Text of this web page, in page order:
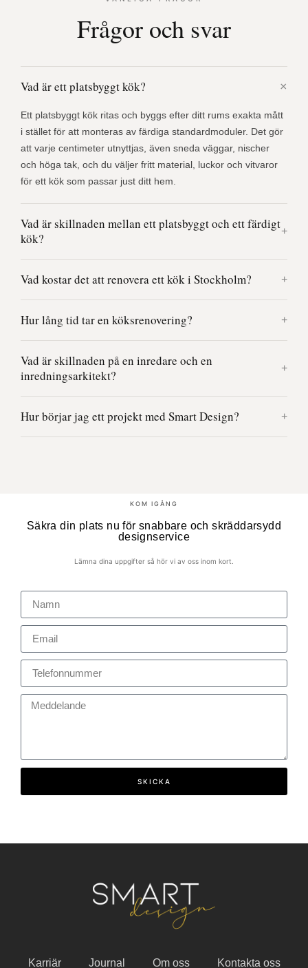
Frågor och svar
Vad är ett platsbyggt kök?
Ett platsbyggt kök ritas och byggs efter ditt rums exakta mått
i stället för att monteras av färdiga standardmoduler. Det gör
att varje centimeter utnyttjas, även sneda väggar, nischer
och höga tak, och du väljer fritt material, luckor och vitvaror
för ett kök som passar just ditt hem.
Vad är skillnaden mellan ett platsbyggt och ett färdigt
kök?
Vad kostar det att renovera ett kök i Stockholm?
Hur lång tid tar en köksrenovering?
Vad är skillnaden på en inredare och en
inredningsarkitekt?
Hur börjar jag ett projekt med Smart Design?
KOM IGÅNG
Säkra din plats nu för snabbare och skräddarsydd
designservice
Lämna dina uppgifter så hör vi av oss inom kort.
SKICKA
Karriär Journal Om oss Kontakta oss